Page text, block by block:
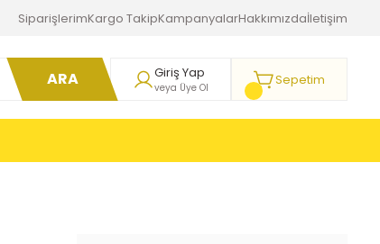
SiparişlerimKargo TakipKampanyalarHakkımızdaİletişim
ARA Giriş Yap
veya Üye Ol Sepetim